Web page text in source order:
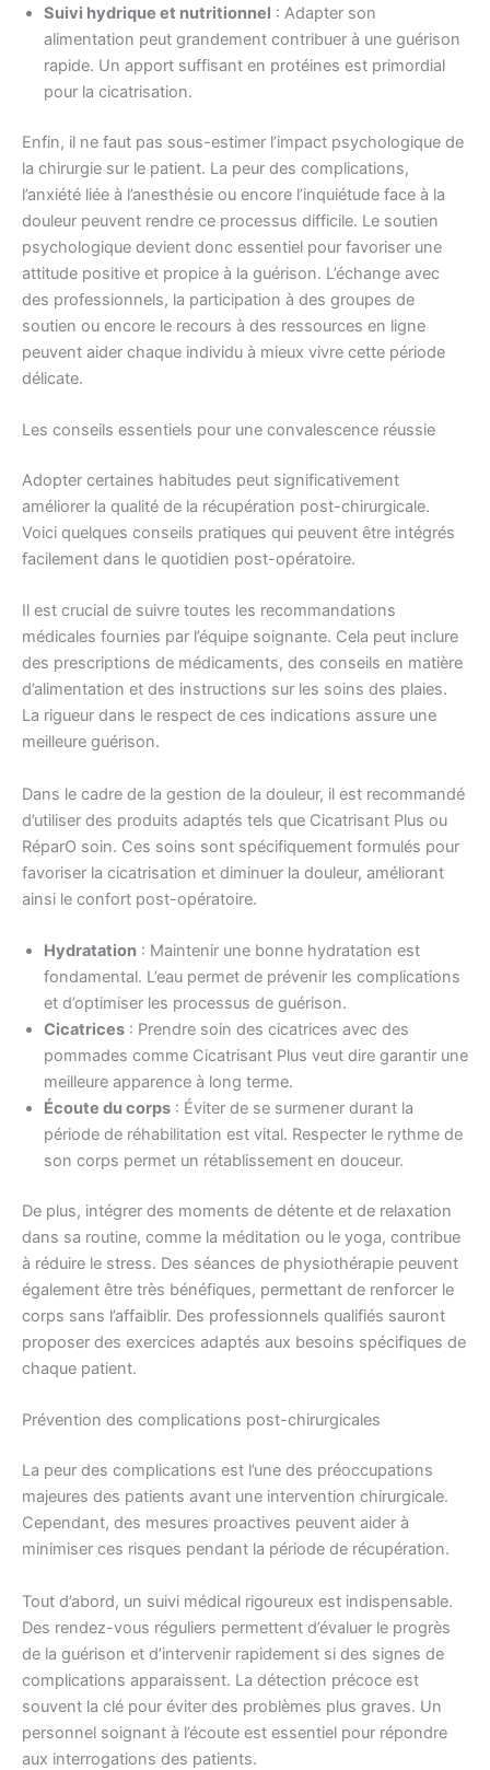
Suivi hydrique et nutritionnel : Adapter son
alimentation peut grandement contribuer à une guérison
rapide. Un apport suffisant en protéines est primordial
pour la cicatrisation.
Enfin, il ne faut pas sous-estimer l’impact psychologique de
la chirurgie sur le patient. La peur des complications,
l’anxiété liée à l’anesthésie ou encore l’inquiétude face à la
douleur peuvent rendre ce processus difficile. Le soutien
psychologique devient donc essentiel pour favoriser une
attitude positive et propice à la guérison. L’échange avec
des professionnels, la participation à des groupes de
soutien ou encore le recours à des ressources en ligne
peuvent aider chaque individu à mieux vivre cette période
délicate.
Les conseils essentiels pour une convalescence réussie
Adopter certaines habitudes peut significativement
améliorer la qualité de la récupération post-chirurgicale.
Voici quelques conseils pratiques qui peuvent être intégrés
facilement dans le quotidien post-opératoire.
Il est crucial de suivre toutes les recommandations
médicales fournies par l’équipe soignante. Cela peut inclure
des prescriptions de médicaments, des conseils en matière
d’alimentation et des instructions sur les soins des plaies.
La rigueur dans le respect de ces indications assure une
meilleure guérison.
Dans le cadre de la gestion de la douleur, il est recommandé
d’utiliser des produits adaptés tels que Cicatrisant Plus ou
RéparO soin. Ces soins sont spécifiquement formulés pour
favoriser la cicatrisation et diminuer la douleur, améliorant
ainsi le confort post-opératoire.
Hydratation : Maintenir une bonne hydratation est
fondamental. L’eau permet de prévenir les complications
et d’optimiser les processus de guérison.
Cicatrices : Prendre soin des cicatrices avec des
pommades comme Cicatrisant Plus veut dire garantir une
meilleure apparence à long terme.
Écoute du corps : Éviter de se surmener durant la
période de réhabilitation est vital. Respecter le rythme de
son corps permet un rétablissement en douceur.
De plus, intégrer des moments de détente et de relaxation
dans sa routine, comme la méditation ou le yoga, contribue
à réduire le stress. Des séances de physiothérapie peuvent
également être très bénéfiques, permettant de renforcer le
corps sans l’affaiblir. Des professionnels qualifiés sauront
proposer des exercices adaptés aux besoins spécifiques de
chaque patient.
Prévention des complications post-chirurgicales
La peur des complications est l’une des préoccupations
majeures des patients avant une intervention chirurgicale.
Cependant, des mesures proactives peuvent aider à
minimiser ces risques pendant la période de récupération.
Tout d’abord, un suivi médical rigoureux est indispensable.
Des rendez-vous réguliers permettent d’évaluer le progrès
de la guérison et d’intervenir rapidement si des signes de
complications apparaissent. La détection précoce est
souvent la clé pour éviter des problèmes plus graves. Un
personnel soignant à l’écoute est essentiel pour répondre
aux interrogations des patients.